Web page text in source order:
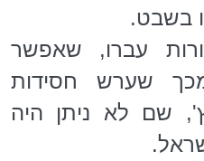
בשבט.
עברו, שאפשר
שערש חסידות
שם לא ניתן היה